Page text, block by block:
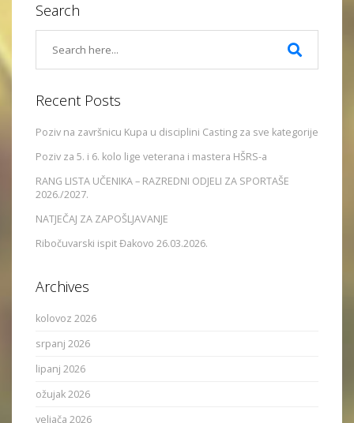
Search
Recent Posts
Poziv na završnicu Kupa u disciplini Casting za sve kategorije
Poziv za 5. i 6. kolo lige veterana i mastera HŠRS-a
RANG LISTA UČENIKA – RAZREDNI ODJELI ZA SPORTAŠE
2026./2027.
NATJEČAJ ZA ZAPOŠLJAVANJE
Ribočuvarski ispit Đakovo 26.03.2026.
Archives
kolovoz 2026
srpanj 2026
lipanj 2026
ožujak 2026
veljača 2026